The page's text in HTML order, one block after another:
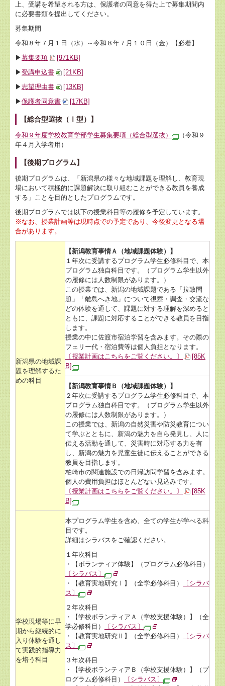
上、受講を希望される方は、保護者の同意を得た上で募集期間内
に必要書類を提出してください。
募集期間
令和８年７月１日（水）～令和８年７月１０日（金）【必着】
▶募集要項
[971KB]
▶受講申込書
[21KB]
▶志望理由書
[13KB]
▶保護者同意書 [17KB]
【総合型選抜（Ⅰ型）】
令和９年度学校教育学部学生募集要項（総合型選抜）
（令和９
年４月入学者用）
【後期プログラム】
後期プログラムは、「新潟県の様々な地域課題を理解し、教育現
場において積極的に課題解決に取り組むことができる教員を養成
する」ことを目的としたプログラムです。
後期プログラムでは以下の授業科目等の履修を予定しています。
※なお、授業計画等は現時点での予定であり、今後変更となる場
合があります。
新潟県の地域課
題を理解するた
めの科目
【新潟教育事情Ａ（地域課題体験）】
１年次に受講するプログラム学生必修科目で、本
プログラム独自科目です。（プログラム学生以外
の履修には人数制限があります。）
この授業では、新潟の地域課題である「拉致問
題」「離島へき地」について視察・調査・交流な
どの体験を通して、課題に対する理解を深めると
ともに、課題に対応することができる教員を目指
します。
授業の中に佐渡市宿泊学習を含みます。その際の
フェリー代・宿泊費等は個人負担となります。
〔授業計画はこちらをご覧ください。〕
[85K
B]
【新潟教育事情Ｂ（地域課題体験）】
２年次に受講するプログラム学生必修科目で、本
プログラム独自科目です。（プログラム学生以外
の履修には人数制限があります。）
この授業では、新潟の自然災害や防災教育につい
て学ぶとともに、新潟の魅力を自ら発見し、人に
伝える活動を通して、災害時に対応する力を有
し、新潟の魅力を児童生徒に伝えることができる
教員を目指します。
柏崎市の関連施設での日帰訪問学習を含みます。
個人の費用負担はほとんどない見込みです。
〔授業計画はこちらをご覧ください。〕
[85K
B]
学校現場等に早
期から継続的に
入り体験を通し
て実践的指導力
を培う科目
本プログラム学生を含め、全ての学生が学べる科
目です。
詳細はシラバスをご確認ください。
１年次科目
・【ボランティア体験】（プログラム必修科目）
〔シラバス〕
・【教育実地研究Ⅰ】（全学必修科目）
〔シラバ
ス〕
２年次科目
・【学校ボランティアＡ（学校支援体験）】（全
学必修科目）
〔シラバス〕
・【教育実地研究Ⅱ】（全学必修科目）
〔シラバ
ス〕
３年次科目
・【学校ボランティアＢ（学校支援体験）】（プ
ログラム必修科目）
〔シラバス〕